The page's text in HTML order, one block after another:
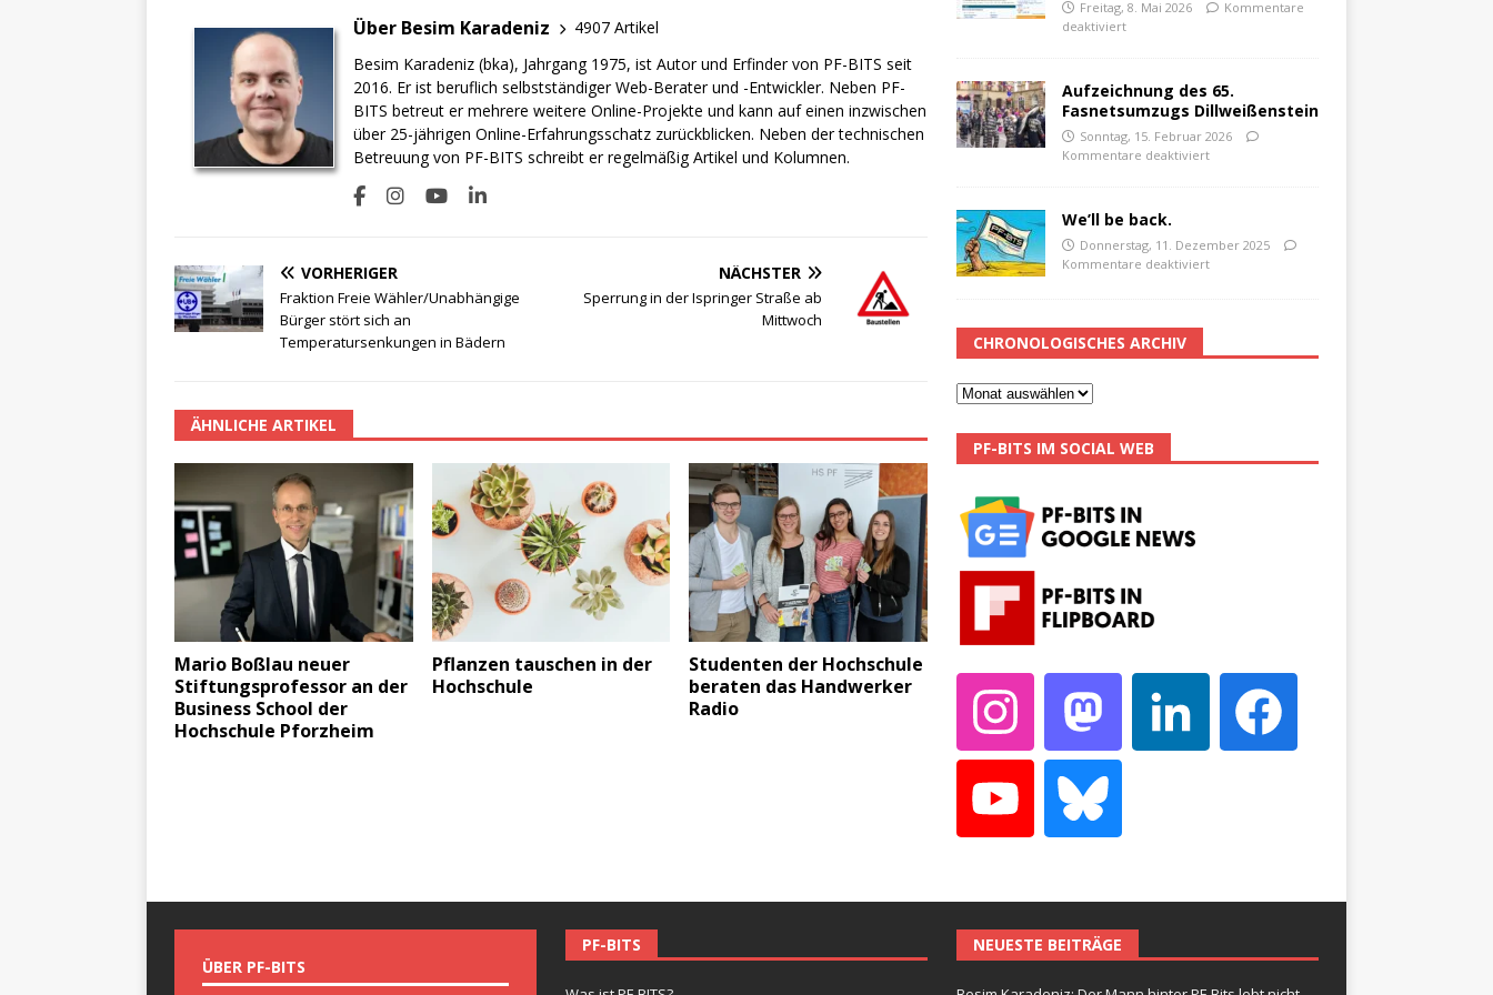
Über Besim Karadeniz
4907 Artikel
Besim Karadeniz (bka), Jahrgang 1975, ist Autor und Erfinder von PF-BITS seit
2016. Er ist beruflich selbstständiger Web-Berater und -Entwickler. Neben PF-
BITS betreut er mehrere weitere Online-Projekte und kann auf einen inzwischen
über 25-jährigen Online-Erfahrungsschatz zurückblicken. Neben der technischen
Betreuung von PF-BITS schreibt er regelmäßig Artikel und Kolumnen.
VORHERIGER
Fraktion Freie Wähler/Unabhängige
Bürger stört sich an
Temperatursenkungen in Bädern
NÄCHSTER
Sperrung in der Ispringer Straße ab
Mittwoch
ÄHNLICHE ARTIKEL
Mario Boßlau neuer
Stiftungsprofessor an der
Business School der
Hochschule Pforzheim
Pflanzen tauschen in der
Hochschule
Studenten der Hochschule
beraten das Handwerker
Radio
Freitag, 8. Mai 2026
Kommentare
deaktiviert
Aufzeichnung des 65.
Fasnetsumzugs Dillweißenstein
Sonntag, 15. Februar 2026
Kommentare deaktiviert
We’ll be back.
Donnerstag, 11. Dezember 2025
Kommentare deaktiviert
CHRONOLOGISCHES ARCHIV
PF-BITS IM SOCIAL WEB
ÜBER PF-BITS
PF-BITS NEUESTE BEITRÄGE